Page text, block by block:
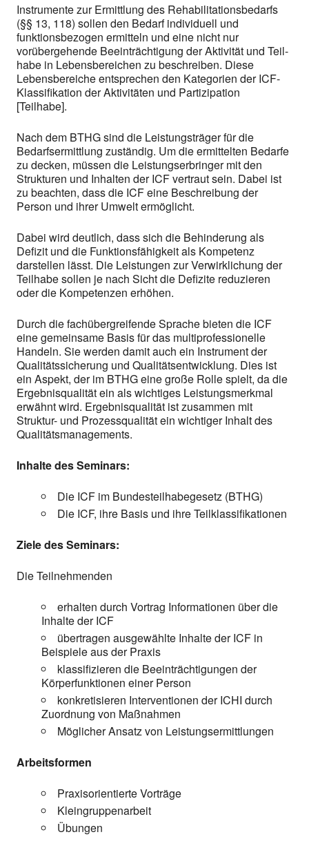
Instrumente zur Ermittlung des Rehabilitationsbedarfs
(§§ 13, 118) sollen den Bedarf individuell und
funktionsbezogen ermitteln und eine nicht nur
vorübergehende Beeinträchtigung der Aktivität und Teil-
habe in Lebensbereichen zu beschreiben. Diese
Lebensbereiche entsprechen den Kategorien der ICF-
Klassifikation der Aktivitäten und Partizipation
[Teilhabe].
Nach dem BTHG sind die Leistungsträger für die
Bedarfsermittlung zuständig. Um die ermittelten Bedarfe
zu decken, müssen die Leistungserbringer mit den
Strukturen und Inhalten der ICF vertraut sein. Dabei ist
zu beachten, dass die ICF eine Beschreibung der
Person und ihrer Umwelt ermöglicht.
Dabei wird deutlich, dass sich die Behinderung als
Defizit und die Funktionsfähigkeit als Kompetenz
darstellen lässt. Die Leistungen zur Verwirklichung der
Teilhabe sollen je nach Sicht die Defizite reduzieren
oder die Kompetenzen erhöhen.
Durch die fachübergreifende Sprache bieten die ICF
eine gemeinsame Basis für das multiprofessionelle
Handeln. Sie werden damit auch ein Instrument der
Qualitätssicherung und Qualitätsentwicklung. Dies ist
ein Aspekt, der im BTHG eine große Rolle spielt, da die
Ergebnisqualität ein als wichtiges Leistungsmerkmal
erwähnt wird. Ergebnisqualität ist zusammen mit
Struktur- und Prozessqualität ein wichtiger Inhalt des
Qualitätsmanagements.
Inhalte des Seminars:
Die ICF im Bundesteilhabegesetz (BTHG)
Die ICF, ihre Basis und ihre Teilklassifikationen
Ziele des Seminars:
Die Teilnehmenden
erhalten durch Vortrag Informationen über die
Inhalte der ICF
übertragen ausgewählte Inhalte der ICF in
Beispiele aus der Praxis
klassifizieren die Beeinträchtigungen der
Körperfunktionen einer Person
konkretisieren Interventionen der ICHI durch
Zuordnung von Maßnahmen
Möglicher Ansatz von Leistungsermittlungen
Arbeitsformen
Praxisorientierte Vorträge
Kleingruppenarbeit
Übungen